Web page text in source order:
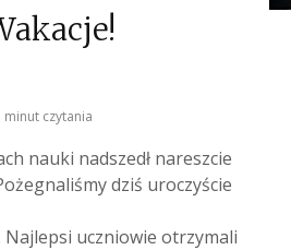
minut czytania
nauki nadszedł nareszcie
dziś uroczyście
Najlepsi uczniowie otrzymali